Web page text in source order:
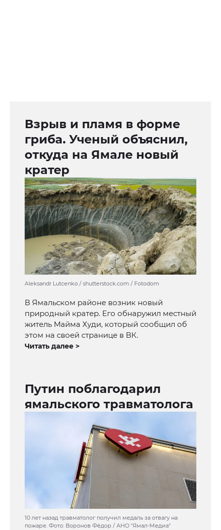
Взрыв и пламя в форме
гриба. Ученый объяснил,
откуда на Ямале новый
кратер
Aleksandr Lutcenko / shutterstock.com / Fotodom
В Ямальском районе возник новый
природный кратер. Его обнаружил местный
житель Майма Худи, который сообщил об
этом на своей странице в ВК.
Читать далее >
Путин поблагодарил
ямальского травматолога
10 лет назад травматолог получил медаль за отвагу на
пожаре. Фото: Воронов Фёдор / АНО "Ямал-Медиа"